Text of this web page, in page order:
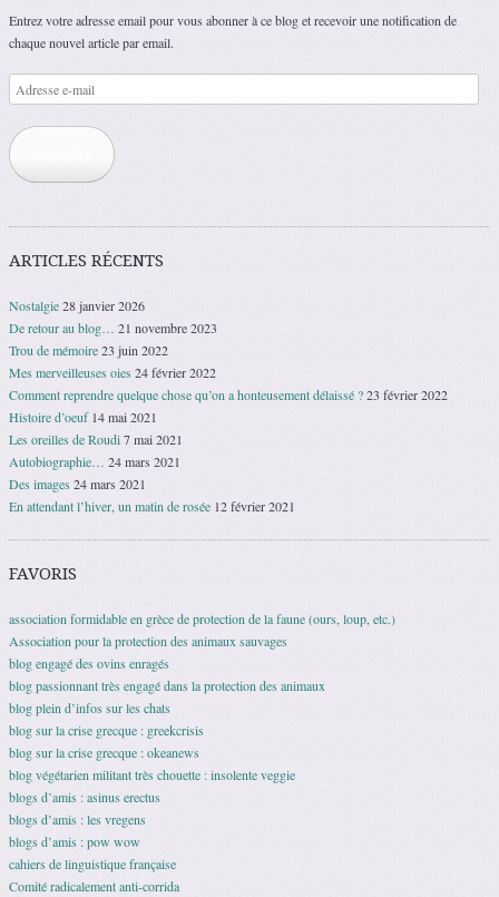
Entrez votre adresse email pour vous abonner à ce blog et recevoir une notification de
chaque nouvel article par email.
Adresse
e-
mail
ARTICLES RÉCENTS
Nostalgie28 janvier 2026
De retour au blog… 21 novembre 2023
Trou de mémoire23 juin 2022
Mes merveilleuses oies 24 février 2022
Comment reprendre quelque chose qu’on a honteusement délaissé ?23 février 2022
Histoire d’oeuf 14 mai 2021
Les oreilles de Roudi7 mai 2021
Autobiographie… 24 mars 2021
Des images 24 mars 2021
En attendant l’hiver, un matin de rosée 12 février 2021
FAVORIS
association formidable en grèce de protection de la faune (ours, loup, etc.)
Association pour la protection des animaux sauvages
blog engagé des ovins enragés
blog passionnant très engagé dans la protection des animaux
blog plein d’infos sur les chats
blog sur la crise grecque : greekcrisis
blog sur la crise grecque : okeanews
blog végétarien militant très chouette : insolente veggie
blogs d’amis : asinus erectus
blogs d’amis : les vregens
blogs d’amis : pow wow
cahiers de linguistique française
Comité radicalement anti-corrida